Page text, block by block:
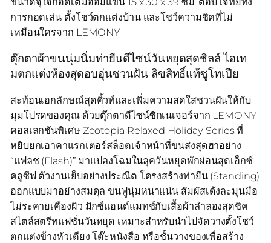
การกอดเล่น ตั้งโชว์ตกแต่งบ้าน และโชว์ความชิคที่ไม่
เหมือนใครจาก LEMONY
ตุ๊กตาผ้าขนนุ่มนิ่มท่ายืนดีไซน์วันหยุดสุดชิลล์ ไอเท
มตกแต่งห้องสุดอบอุ่นชวนฝัน ลิขสิทธิ์แท้ซูโทเปีย
สะท้อนเอกลักษณ์สุดคิ้วท์และเพิ่มความสดใสชวนฝันให้กับ
มุมโปรดของคุณ ด้วยตุ๊กตาดีไซน์ซิกเนเจอร์จาก LEMONY
คอลเลกชันพิเศษ Zootopia Relaxed Holiday Series ที่
หยิบยกเอาคาแรกเตอร์สล็อตเจ้าหน้าที่ขนส่งสุดฮาอย่าง
“แฟลช (Flash)” มาแปลงโฉมในลุควันหยุดพักผ่อนสุดเอ็กซ์
คลูซีฟ ตัวงานเย็บอย่างประณีต โครงสร้างท่ายืน (Standing)
ออกแบบมาอย่างสมดุล ขนฟูนุ่มหนาแน่น สัมผัสเด้งละมุนมือ
ไม่ระคายเคืองผิว มิกซ์แอนด์แมทช์กับเสื้อผ้าลำลองสุดชิค
สไตล์สตรีทแฟชั่นวันหยุด เหมาะสำหรับนำไปจัดวางตั้งโชว์
ตกแต่งข้างหัวเตียง โต๊ะหนังสือ หรือชั้นวางของเพื่อสร้าง